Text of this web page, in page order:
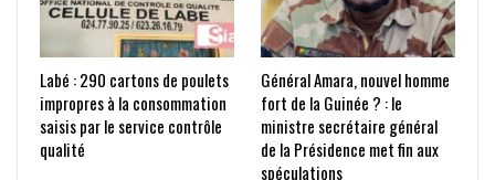
Labé : 290 cartons de poulets
impropres à la consommation
saisis par le service contrôle
qualité
Général Amara, nouvel homme
fort de la Guinée ? : le
ministre secrétaire général
de la Présidence met fin aux
spéculations